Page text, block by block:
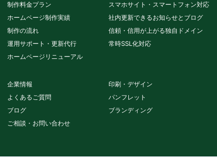
制作料金プラン
ホームページ制作実績
制作の流れ
運用サポート・更新代行
ホームページリニューアル
スマホサイト・スマートフォン対応
社内更新できるお知らせとブログ
信頼・信用が上がる独自ドメイン
常時SSL化対応
企業情報
よくあるご質問
ブログ
ご相談・お問い合わせ
印刷・デザイン
パンフレット
ブランディング